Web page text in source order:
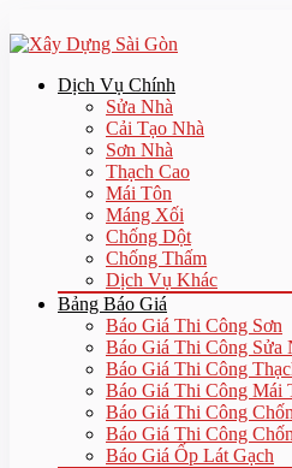
Dịch Vụ Chính
Sửa Nhà
Cải Tạo Nhà
Sơn Nhà
Thạch Cao
Mái Tôn
Máng Xối
Chống Dột
Chống Thấm
Dịch Vụ Khác
Bảng Báo Giá
Báo Giá Thi Công Sơn
Báo Giá Thi Công Sửa
Báo Giá Thi Công
Báo Giá Thi Công Mái
Báo Giá Thi Công
Báo Giá Thi Công
Báo Giá Ốp Lát Gạch